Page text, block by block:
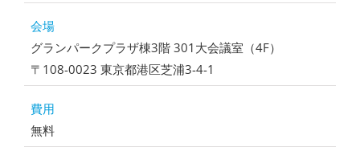
会場
グランパークプラザ棟3階 301大会議室 （4F）
〒108-0023 東京都港区芝浦3-4-1
費用
無料